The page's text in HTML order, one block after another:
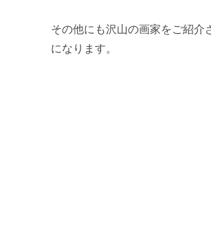
その他にも沢山の画家をご紹介
になります。